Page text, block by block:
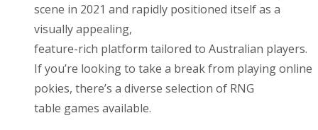
scene in 2021 and rapidly positioned itself as a
visually appealing,
feature-rich platform tailored to Australian players.
If you’re looking to take a break from playing online
pokies, there’s a diverse selection of RNG
table games available.